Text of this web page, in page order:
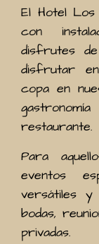
El Hotel Los
con
disfrutes de
disfrutar
copa en
restaurante.
Para
eventos
versátiles y
bodas,
privadas.